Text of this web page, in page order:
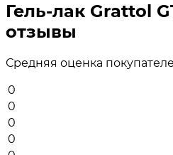
Гель-лак Grattol
отзывы
Средняя оценка
0
0
0
0